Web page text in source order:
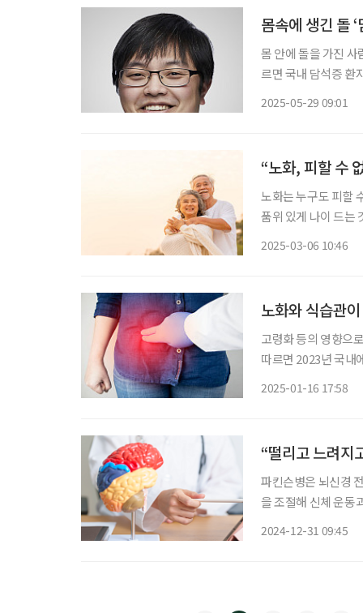
몸속에 생긴 돌
몸 안에 돌을 가진 사
르면 국내 담석증 환
2025-05-29 09:01
“노화, 피할 수
노화는 누구도 피할
품위 있게 나이 드는
2025-03-06 10:46
노화와 식습관
고령화 등의 영향으
따르면 2023년 국내
2025-01-16 17:58
“떨리고 느려지
파킨슨병은 뇌신경
을 조절해 신체 운동
2024-12-31 09:45